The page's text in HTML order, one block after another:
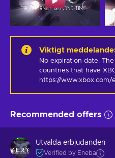
Viktigt meddelande
No expiration date.
countries that have
https://www.xbox.com/
Recommended offers
Utvalda erbjudanden
Verified by Eneba